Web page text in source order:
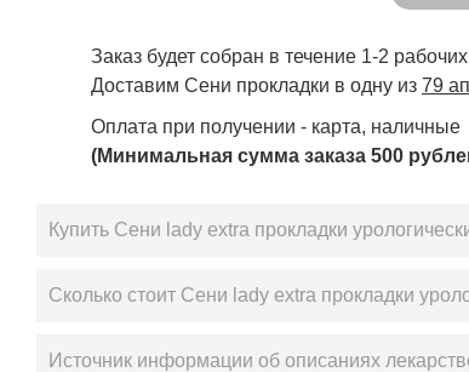
Заказ будет собран в течение 1-2
Доставим Сени прокладки в одну из 79
Оплата при получении - карта, наличные
(Минимальная сумма заказа 500
Купить Сени lady еxtra прокладки
Сколько стоит Сени lady еxtra прокладки
Источник информации об описаниях